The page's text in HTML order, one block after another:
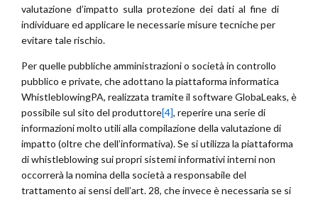
valutazione d’impatto sulla protezione dei dati al fine di
individuare ed applicare le necessarie misure tecniche per
evitare tale rischio.
Per quelle pubbliche amministrazioni o società in controllo
pubblico e private, che adottano la piattaforma informatica
WhistleblowingPA, realizzata tramite il software GlobaLeaks, è
possibile sul sito del produttore[4], reperire una serie di
informazioni molto utili alla compilazione della valutazione di
impatto (oltre che dell’informativa). Se si utilizza la piattaforma
di whistleblowing sui propri sistemi informativi interni non
occorrerà la nomina della società a responsabile del
trattamento ai sensi dell’art. 28, che invece è necessaria se si